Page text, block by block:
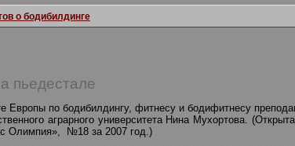
о бодибилдинге
пьедестале
Европы по бодибилдингу, фитнесу и бодифитнесу
аграрного университета Нина Мухортова.
Олимпия», №18 за 2007 год.)